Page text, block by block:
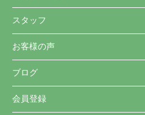
スタッフ
お客様の声
ブログ
会員登録